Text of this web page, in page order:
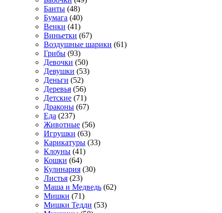
Банты (48)
Бумага (40)
Венки (41)
Виньетки (67)
Воздушные шарики (61)
Грибы (93)
Девочки (50)
Девушки (53)
Деньги (52)
Деревья (56)
Детские (71)
Драконы (67)
Еда (237)
Животные (56)
Игрушки (63)
Карикатуры (33)
Клоуны (41)
Кошки (64)
Кулинария (30)
Листья (23)
Маша и Медведь (62)
Мишки (71)
Мишки Тедди (53)